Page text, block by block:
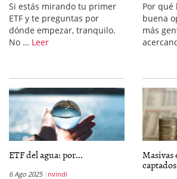
Si estás mirando tu primer
ETF y te preguntas por
dónde empezar, tranquilo.
No … Leer
Por qué
buena
más
ETF del agua: por...
6 Ago 2025 nvindi
Masivas